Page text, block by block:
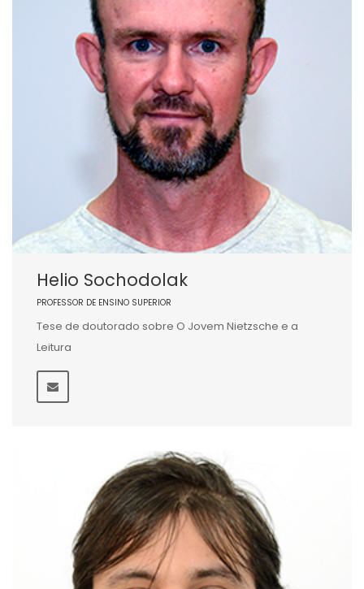
Helio Sochodolak
PROFESSOR DE ENSINO SUPERIOR
Tese de doutorado sobre O Jovem Nietzsche e a
Leitura